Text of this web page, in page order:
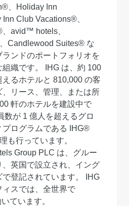
、Holiday Inn
Club Vacations®、
avid™ hotels、
Candlewood Suites® な
ンドのポートフォリオを
織です。 IHG は、約 100
るホテルと 810,000 の客
リース、管理、または所
軒のホテルを建設中で
数が 1 億人を超えるグロ
プログラムである IHG®
も行っています。
Group PLC は、グルー
英国で設立され、イング
登記されています。 IHG
スでは、全世界で
ています。